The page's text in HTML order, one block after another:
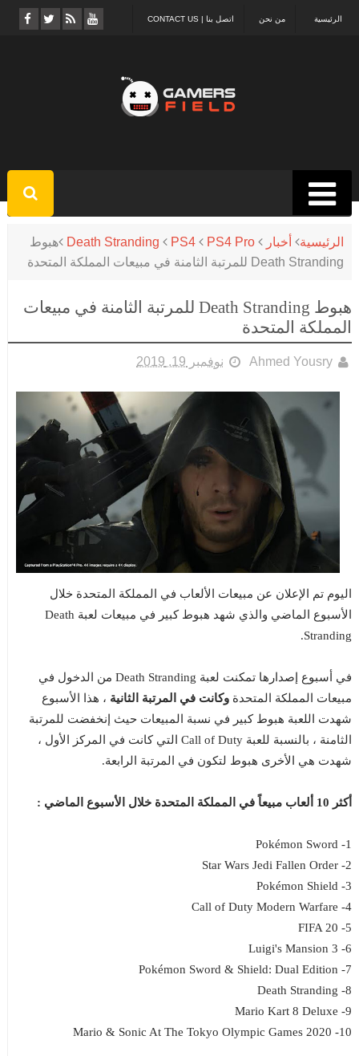
اتصل بنا | CONTACT US من نحن الرئيسية
الرئيسية أخبار Death Stranding PS4 PS4 Pro
هبوط
Death Stranding للمرتبة الثامنة في مبيعات المملكة المتحدة
هبوط Death Stranding للمرتبة الثامنة في مبيعات
المملكة المتحدة
Ahmed Yousry نوفمبر 19, 2019
اليوم تم الإعلان عن مبيعات الألعاب في المملكة المتحدة خلال
الأسبوع الماضي والذي شهد هبوط كبير في مبيعات لعبة Death
Stranding.
في أسبوع إصدارها تمكنت لعبة Death Stranding من الدخول في
مبيعات المملكة المتحدة وكانت في المرتبة الثانية ، هذا الأسبوع
شهدت اللعبة هبوط كبير في نسبة المبيعات حيث إنخفضت للمرتبة
الثامنة ، بالنسبة للعبة Call of Duty التي كانت في المركز الأول ،
شهدت هي الأخرى هبوط لتكون في المرتبة الرابعة.
أكثر 10 ألعاب مبيعاً في المملكة المتحدة خلال الأسبوع الماضي :
1- Pokémon Sword
2- Star Wars Jedi Fallen Order
3- Pokémon Shield
4- Call of Duty Modern Warfare
5- FIFA 20
6- Luigi's Mansion 3
7- Pokémon Sword & Shield: Dual Edition
8- Death Stranding
9- Mario Kart 8 Deluxe
10- Mario & Sonic At The Tokyo Olympic Games 2020